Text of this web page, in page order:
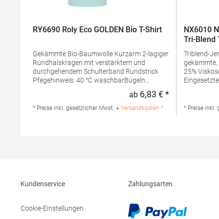
RY6690 Roly Eco GOLDEN Bio T-Shirt
Gekämmte Bio-Baumwolle Kurzarm 2-lagiger
Rundhalskragen mit verstärktem und
durchgehendem Schulterband Rundstrick
Pfegehinweis: 40 °C waschbarBügeln
g/m²)Materialzusammensetzung: 100%
Baumwolle (Heather Grey: 85% Baumwolle /
Regulärer Preis:
ab 6,83 € *
* Preise inkl. gesetzlicher Mwst. + Versandkosten *
NX6010
Tri-Blend
Triblend-Jersey 50%
25% Viskose
g/
Polyester /
* Preise inkl.
Kundenservice
Cookie-Einstellungen
Zahlungsarten